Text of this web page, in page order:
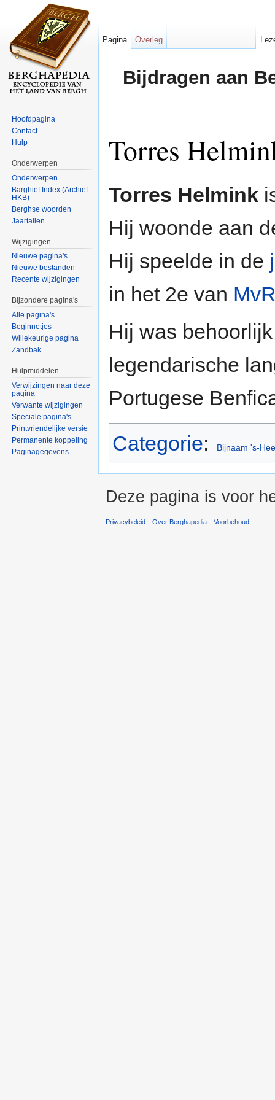
Bijdragen aan
Torres
Torres Helmink
Hij woonde aan
Hij speelde in de
in het 2e van
Hij was
legendarische
Portugese
Categorie: Bijnaam 's-
Pagina Overleg
Hoofdpagina
Contact
Hulp
Onderwerpen
Onderwerpen
Barghief Index (Archief
HKB)
Berghse woorden
Jaartallen
Wijzigingen
Nieuwe pagina's
Nieuwe bestanden
Recente wijzigingen
Bijzondere pagina's
Alle pagina's
Beginnetjes
Willekeurige pagina
Zandbak
Hulpmiddelen
Verwijzingen naar deze
pagina
Verwante wijzigingen
Speciale pagina's
Printvriendelijke versie
Permanente koppeling
Paginagegevens
Deze pagina is voor
Privacybeleid Over Berghapedia Voorbehoud